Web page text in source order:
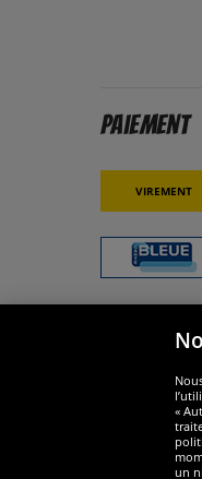
Paiement
Virement
«
un